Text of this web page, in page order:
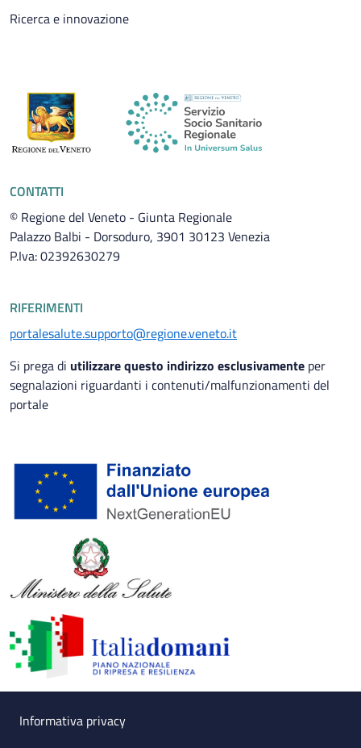
Ricerca e innovazione
CONTATTI
© Regione del Veneto - Giunta Regionale
Palazzo Balbi - Dorsoduro, 3901 30123 Venezia
P.Iva: 02392630279
RIFERIMENTI
portalesalute.supporto@regione.veneto.it
Si prega di utilizzare questo indirizzo esclusivamente per
segnalazioni riguardanti i contenuti/malfunzionamenti del
portale
Small prints
Useful links section
Informativa privacy